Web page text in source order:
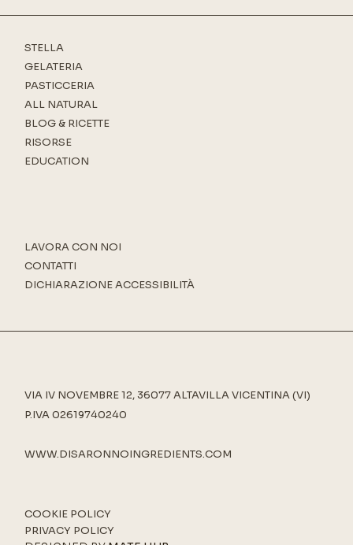
STELLA
GELATERIA
PASTICCERIA
ALL NATURAL
BLOG & RICETTE
RISORSE
EDUCATION
LAVORA CON NOI
CONTATTI
DICHIARAZIONE ACCESSIBILITÀ
VIA IV NOVEMBRE 12, 36077 ALTAVILLA VICENTINA (VI)
P.IVA 02619740240
WWW.DISARONNOINGREDIENTS.COM
COOKIE POLICY
PRIVACY POLICY